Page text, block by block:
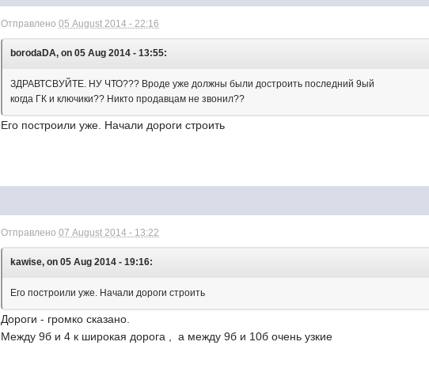
Отправлено05 August 2014 - 22:16
borodaDA, on 05 Aug 2014 - 13:55:
ЗДРАВТСВУЙТЕ. НУ ЧТО??? Вроде уже должны были достроить последний 9ый
когда ГК и ключики?? Никто продавцам не звонил??
Его построили уже. Начали дороги строить
Отправлено07 August 2014 - 13:22
kawise, on 05 Aug 2014 - 19:16:
Его построили уже. Начали дороги строить
Дороги - громко сказано.
Между 9б и 4 к широкая дорога , а между 9б и 10б очень узкие